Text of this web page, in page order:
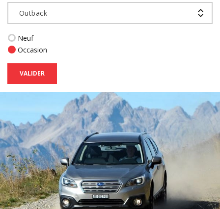
Outback
Neuf
Occasion
VALIDER